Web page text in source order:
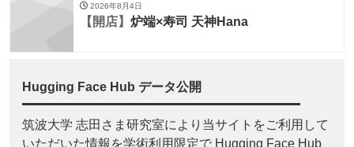
2026年8月4日
【開店】 炉端×寿司 天神Hana
Hugging Face Hub データ公開
筑波大学 志田さま研究室により当サイトをご利用して
いただいた情報を学術利用限定で Hugging Face Hub